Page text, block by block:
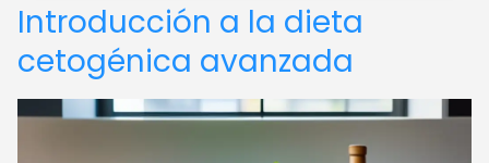
Introducción a la dieta
cetogénica avanzada